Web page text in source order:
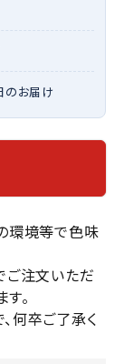
のお届け
環境等で色味
ご注文いただ
。
何卒ご了承く